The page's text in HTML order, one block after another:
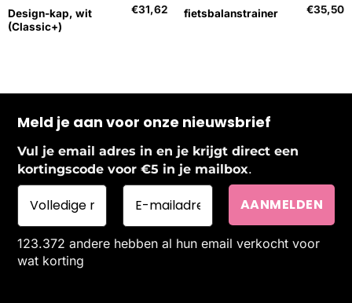
Design-kap, wit
(Classic+)
€31,62 fietsbalanstrainer €35,50
Meld je aan voor onze nieuwsbrief
Vul je email adres in en je krijgt direct een
kortingscode voor €5 in je mailbox.
123.372 andere hebben al hun email verkocht voor
wat korting